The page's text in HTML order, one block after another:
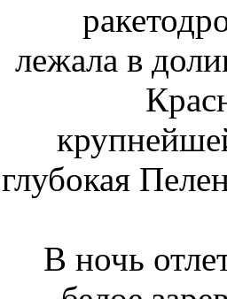
лежала в
глубокая
В ночь